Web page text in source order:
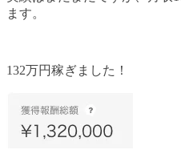
ます。
132万円稼ぎました！